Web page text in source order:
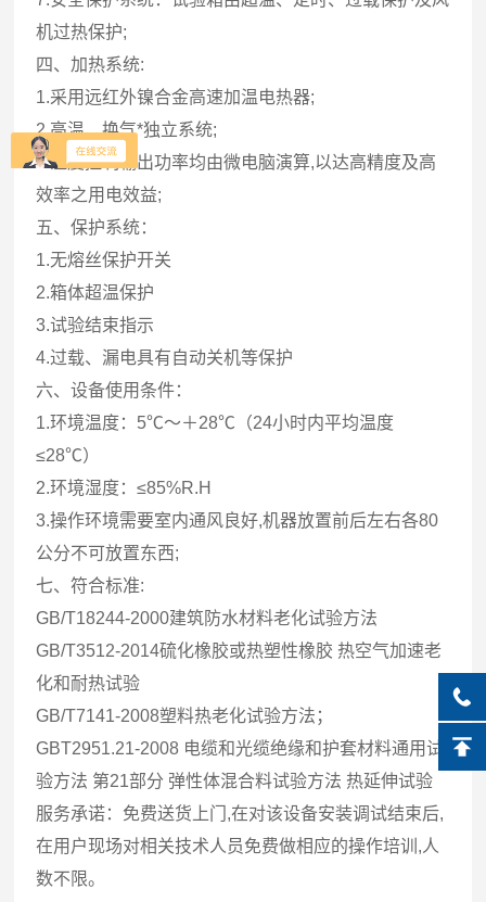
机过热保护;
四、加热系统:
1.采用远红外镍合金高速加温电热器;
2.高温、换气*独立系统;
3.温度控制输出功率均由微电脑演算,以达高精度及高
效率之用电效益;
五、保护系统：
1.无熔丝保护开关
2.箱体超温保护
3.试验结束指示
4.过载、漏电具有自动关机等保护
六、设备使用条件：
1.环境温度：5℃～＋28℃（24小时内平均温度
≤28℃）
2.环境湿度：≤85%R.H
3.操作环境需要室内通风良好,机器放置前后左右各80
公分不可放置东西;
七、符合标准:
GB/T18244-2000建筑防水材料老化试验方法
GB/T3512-2014硫化橡胶或热塑性橡胶 热空气加速老
化和耐热试验
GB/T7141-2008塑料热老化试验方法；
GBT2951.21-2008 电缆和光缆绝缘和护套材料通用试
验方法 第21部分 弹性体混合料试验方法 热延伸试验
服务承诺：免费送货上门,在对该设备安装调试结束后,
在用户现场对相关技术人员免费做相应的操作培训,人
数不限。